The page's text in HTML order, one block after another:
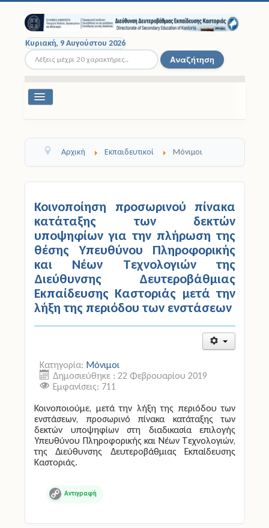
Κυριακή, 9 Αυγούστου 2026
Αναζήτηση... Αναζήτηση
Εναλλαγή
Μαθητές
Σχολικές Εκδρομές
Νομοθεσία
Άδειες
Ηλεκτρονικές Υπηρεσίες
Αρχική Εκπαιδευτικοί Μόνιμοι
Κοινοποίηση προσωρινού πίνακα
κατάταξης των δεκτών
υποψηφίων για την πλήρωση της
θέσης Υπευθύνου Πληροφορικής
και Νέων Τεχνολογιών της
Διεύθυνσης Δευτεροβάθμιας
Εκπαίδευσης Καστοριάς μετά την
λήξη της περιόδου των ενστάσεων
Κατηγορία: Μόνιμοι
Δημοσιεύθηκε : 22 Φεβρουαρίου 2019
Εμφανίσεις: 711
Κοινοποιούμε, μετά την λήξη της περιόδου των
ενστάσεων, προσωρινό πίνακα κατάταξης των
δεκτών υποψηφίων στη διαδικασία επιλογής
Υπευθύνου Πληροφορικής και Νέων Τεχνολογιών,
της Διεύθυνσης Δευτεροβάθμιας Εκπαίδευσης
Καστοριάς.
Copy